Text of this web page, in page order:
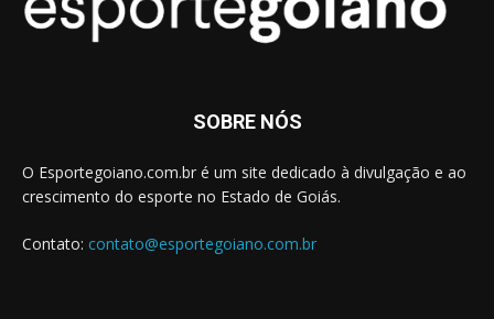
SOBRE NÓS
O Esportegoiano.com.br é um site dedicado à divulgação e ao
crescimento do esporte no Estado de Goiás.
Contato: contato@esportegoiano.com.br